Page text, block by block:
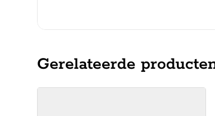
Gerelateerde